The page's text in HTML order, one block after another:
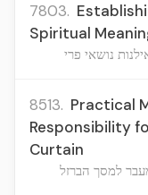
7803.
Spiritual
נושאי פרי
8513. Practical
Responsibility
Curtain
למסך הברזל